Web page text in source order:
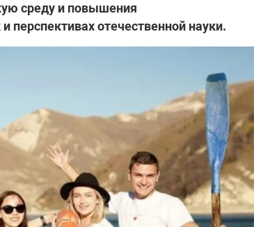
среду и повышения
отечественной науки.